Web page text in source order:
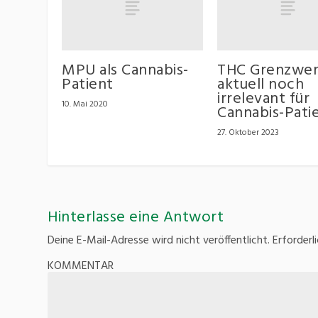
MPU als Cannabis-
Patient
10. Mai 2020
THC
aktuell noch
irrelevant für
Cannabis-
27. Oktober 2023
Hinterlasse eine Antwort
Deine E-Mail-Adresse wird nicht veröffentlicht.
KOMMENTAR